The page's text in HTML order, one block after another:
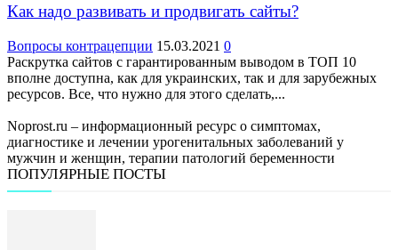
Как надо развивать и продвигать сайты?
Вопросы контрацепции 15.03.2021 0
Раскрутка сайтов с гарантированным выводом в ТОП 10
вполне доступна, как для украинских, так и для зарубежных
ресурсов. Все, что нужно для этого сделать,...
Noprost.ru – информационный ресурс о симптомах,
диагностике и лечении урогенитальных заболеваний у
мужчин и женщин, терапии патологий беременности
ПОПУЛЯРНЫЕ ПОСТЫ